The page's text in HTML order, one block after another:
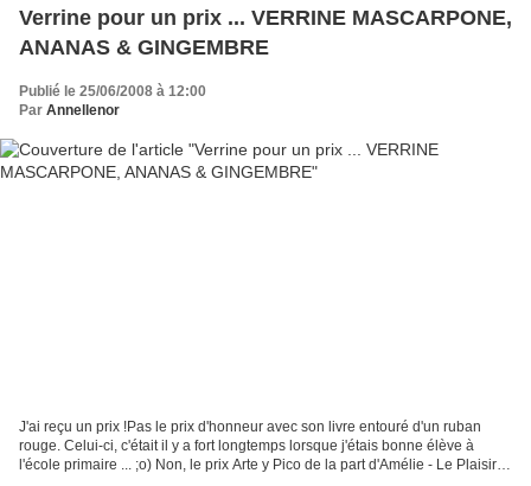
Verrine pour un prix ... VERRINE MASCARPONE,
ANANAS & GINGEMBRE
Publié le 25/06/2008 à 12:00
Par Annellenor
J'ai reçu un prix !Pas le prix d'honneur avec son livre entouré d'un ruban
rouge. Celui-ci, c'était il y a fort longtemps lorsque j'étais bonne élève à
l'école primaire ... ;o) Non, le prix Arte y Pico de la part d'Amélie - Le Plaisir